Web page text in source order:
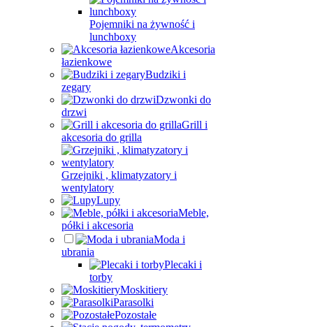
Pojemniki na żywność i
lunchboxy
Akcesoria
łazienkowe
Budziki i
zegary
Dzwonki do
drzwi
Grill i
akcesoria do grilla
Grzejniki , klimatyzatory i
wentylatory
Lupy
Meble,
półki i akcesoria
Moda i
ubrania
Plecaki i
torby
Moskitiery
Parasolki
Pozostałe